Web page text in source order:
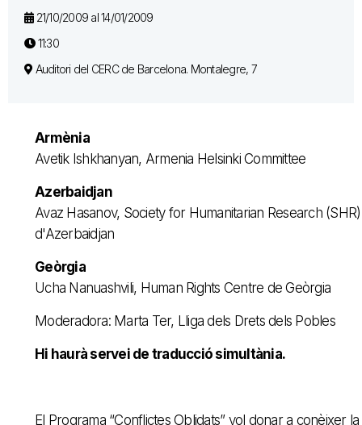
21/10/2009 al 14/01/2009
11:30
Auditori del CERC de Barcelona. Montalegre, 7
Armènia
Avetik Ishkhanyan, Armenia Helsinki Committee
Azerbaidjan
Avaz Hasanov, Society for Humanitarian Research (SHR)
d'Azerbaidjan
Geòrgia
Ucha Nanuashvili, Human Rights Centre de Geòrgia
Moderadora: Marta Ter, Lliga dels Drets dels Pobles
Hi haurà servei de traducció simultània.
El Programa “Conflictes Oblidats” vol donar a conèixer la